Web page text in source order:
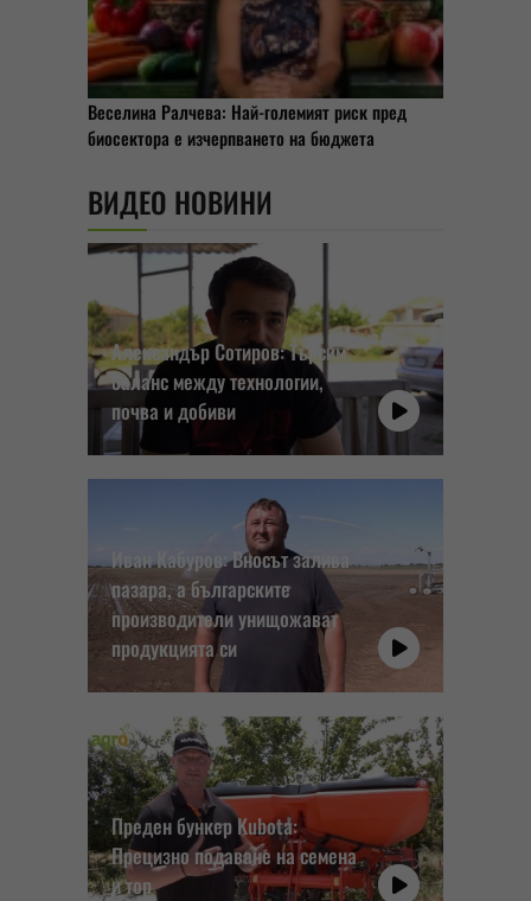
Веселина Ралчева: Най-големият риск пред
биосектора е изчерпването на бюджета
ВИДЕО НОВИНИ
Александър Сотиров: Търсим
баланс между технологии,
почва и добиви
Иван Кабуров: Вносът залива
пазара, а българските
производители унищожават
продукцията си
Преден бункер Kubota:
Прецизно подаване на семена
и тор